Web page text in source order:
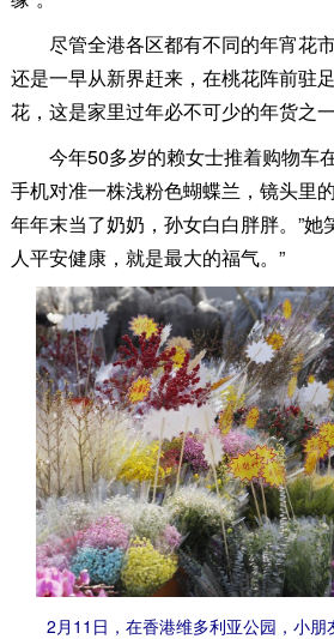
尽管全港各区都有不同的年宵花
还是一早从新界赶来，在桃花阵前驻
花，这是家里过年必不可少的年货之
今年50多岁的赖女士推着购物车
手机对准一株浅粉色蝴蝶兰，镜头里
年年末当了奶奶，孙女白白胖胖。”她
人平安健康，就是最大的福气。”
2月11日，在香港维多利亚公园，小朋